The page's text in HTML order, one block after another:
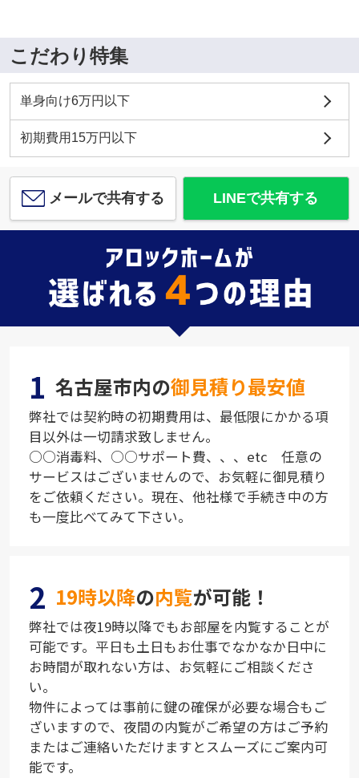
こだわり特集
単身向け6万円以下
初期費用15万円以下
メールで共有する LINEで共有する
1 名古屋市内の御見積り最安値
弊社では契約時の初期費用は、最低限にかかる項
目以外は一切請求致しません。
○○消毒料、○○サポート費、、、etc 任意の
サービスはございませんので、お気軽に御見積り
をご依頼ください。現在、他社様で手続き中の方
も一度比べてみて下さい。
2 19時以降の内覧が可能！
弊社では夜19時以降でもお部屋を内覧することが
可能です。平日も土日もお仕事でなかなか日中に
お時間が取れない方は、お気軽にご相談くださ
い。
物件によっては事前に鍵の確保が必要な場合もご
ざいますので、夜間の内覧がご希望の方はご予約
またはご連絡いただけますとスムーズにご案内可
能です。